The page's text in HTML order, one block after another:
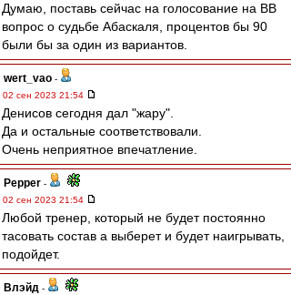
Думаю, поставь сейчас на голосование на ВВ
вопрос о судьбе Абаскаля, процентов бы 90
были бы за один из вариантов.
wert_vao -
02 сен 2023 21:54
Денисов сегодня дал "жару".
Да и остальные соответствовали.
Очень неприятное впечатление.
Pepper -
02 сен 2023 21:54
Любой тренер, который не будет постоянно
тасовать состав а выберет и будет наигрывать,
подойдет.
Влэйд -